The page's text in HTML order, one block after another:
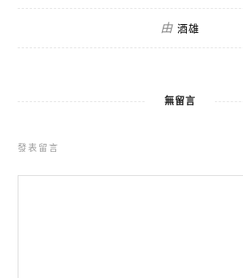
由 酒雄
無留言
發表留言